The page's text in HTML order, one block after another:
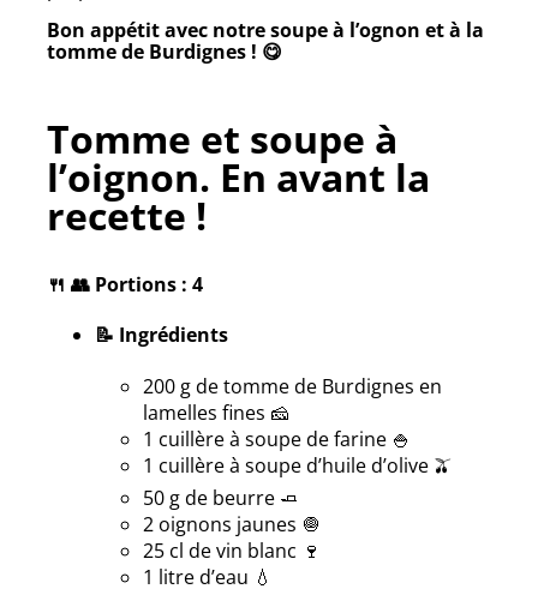
Bon appétit avec notre soupe à l’ognon et à la
tomme de Burdignes ! 😋
Tomme et soupe à
l’oignon. En avant la
recette !
🍴 👥 Portions : 4
📝 Ingrédients
200 g de tomme de Burdignes en
lamelles fines 🧀
1 cuillère à soupe de farine 🍚
1 cuillère à soupe d’huile d’olive 🫒
50 g de beurre 🧈
2 oignons jaunes 🧅
25 cl de vin blanc 🍷
1 litre d’eau 💧